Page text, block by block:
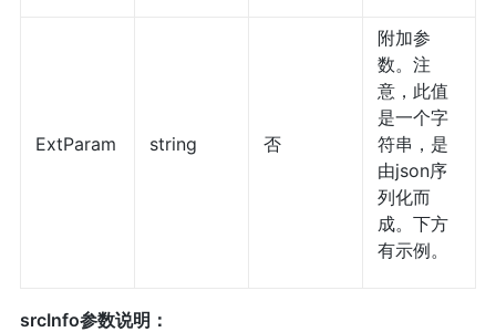
ExtParam string 否
附加参
数。注
意，此值
是一个字
符串，是
由json序
列化而
成。下方
有示例。
srcInfo参数说明：